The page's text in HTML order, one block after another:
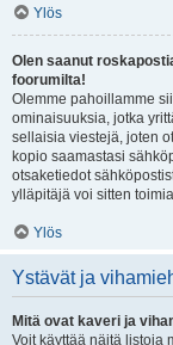
Ylös
Olen saanut
foorumilta!
Olemme pahoillamme
ominaisuuksia, jotka
sellaisia viestejä, joten
kopio saamastasi
otsaketiedot
ylläpitäjä voi sitten
Ylös
Ystävät ja
Mitä ovat kaveri ja
Voit käyttää näitä listoja